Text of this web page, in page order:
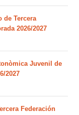
de Tercera
2026/2027
Juvenil de
2027
Federación